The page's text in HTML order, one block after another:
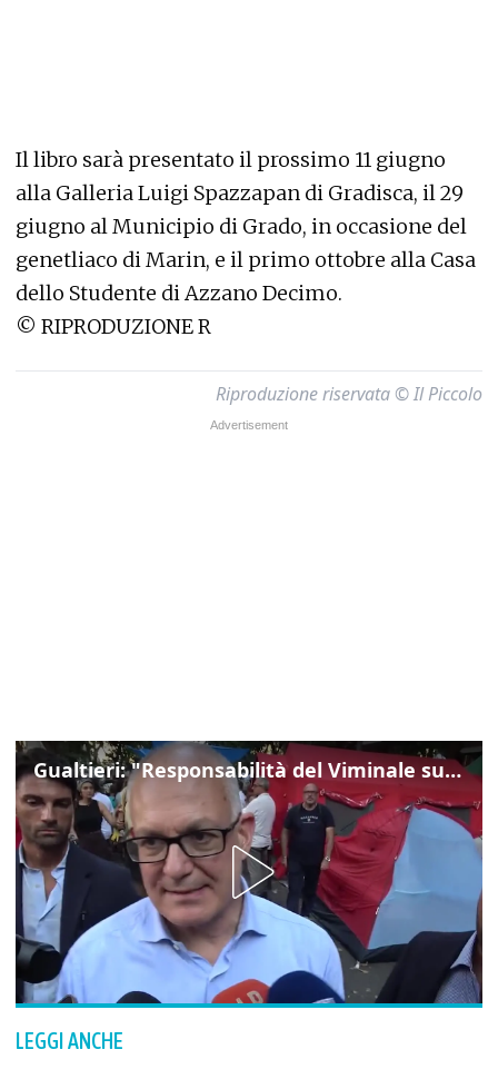
Il libro sarà presentato il prossimo 11 giugno
alla Galleria Luigi Spazzapan di Gradisca, il 29
giugno al Municipio di Grado, in occasione del
genetliaco di Marin, e il primo ottobre alla Casa
dello Studente di Azzano Decimo.
© RIPRODUZIONE R
Riproduzione riservata © Il Piccolo
Gualtieri: "Responsabilità del Viminale su Spin Time? La posizione dei partiti è nota"
LEGGI ANCHE